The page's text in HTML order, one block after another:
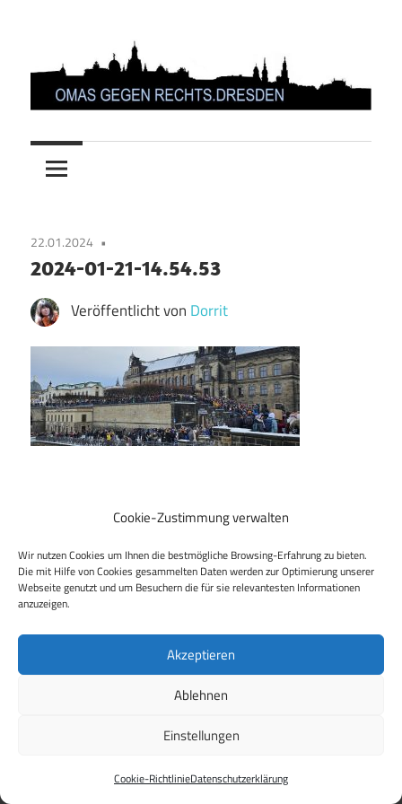
Cookie-Zustimmung verwalten
Wir nutzen Cookies um Ihnen die bestmögliche Browsing-Erfahrung zu bieten.
Die mit Hilfe von Cookies gesammelten Daten werden zur Optimierung unserer
Webseite genutzt und um Besuchern die für sie relevantesten Informationen
anzuzeigen.
Akzeptieren
Ablehnen
Einstellungen
Cookie-RichtlinieDatenschutzerklärung
springen
OMAS
GEGEN
RECHTS.DRESDEN
22.01.2024
2024-01-21-14.54.53
Veröffentlicht von Dorrit
Beitragsnavigation
Großdemo “Demokratie verteidigen!” in Dresden
WordPress Theme: Maxwell byThemeZee.